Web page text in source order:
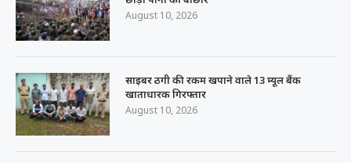
August 10, 2026
साइबर ठगी की रकम खपाने वाले 13 म्यूल बैंक
खाताधारक गिरफ्तार
August 10, 2026